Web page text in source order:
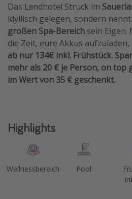
Bahnreisen in der Schweiz
Reisepassfreie Reiseziele
Travel Know How
Silvesterreisen
Last Minute Urlaub Mallorca
Last Minute Urlaub Deutschland
Das Landhotel Struck im
idyllisch gelegen, sondern
großen Spa-Bereich sein Eigen.
die Zeit, eure Akkus
ab nur 134€ inkl. Frühstück.
mehr als 20 € je Person, on top
im Wert von 35 € geschenkt.
Highlights
Wellnessbereich Pool